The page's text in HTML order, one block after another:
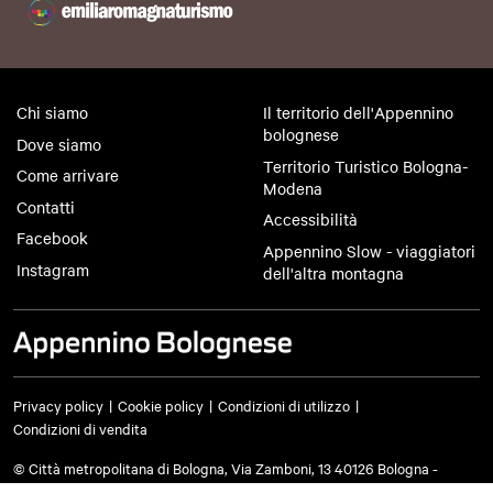
Chi siamo
Dove siamo
Come arrivare
Contatti
Facebook
Instagram
Il territorio dell'Appennino
bolognese
Territorio Turistico Bologna-
Modena
Accessibilità
Appennino Slow - viaggiatori
dell'altra montagna
Privacy policy Cookie policy
Condizioni di utilizzo
Condizioni di vendita
© Città metropolitana di Bologna, Via Zamboni, 13 40126 Bologna -